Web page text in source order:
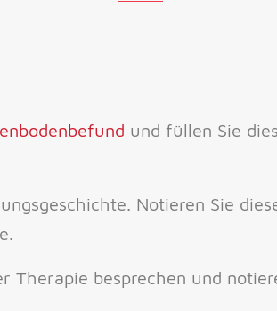
und füllen Sie
Notieren Sie
Therapie besprechen und